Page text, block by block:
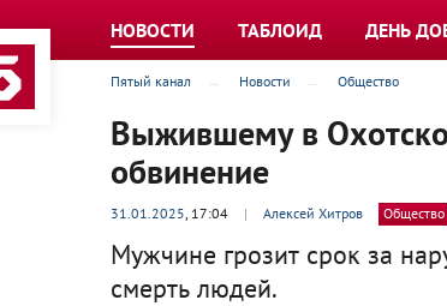
НОВОСТИ ТАБЛОИД ДЕНЬ
Пятый канал Новости Общество
Выжившему в
обвинение
31.01.2025, 17:04 | Алексей Хитров Общество
Мужчине грозит срок за
смерть людей.